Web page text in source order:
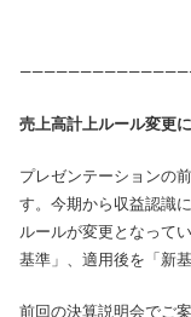
売上高計上ルール変更
プレゼンテーションの
す。今期から収益認識
ルールが変更となって
基準」、適用後を「新
前回の決算説明会でご